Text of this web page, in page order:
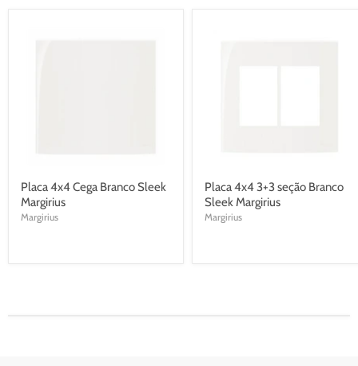
Placa 4x4 Cega Branco Sleek
Margirius
Margirius
Placa 4x4 3+3 seção Branco
Sleek Margirius
Margirius